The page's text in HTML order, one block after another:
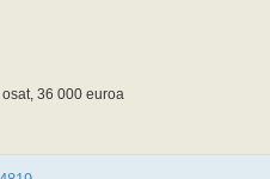
36 000 euroa